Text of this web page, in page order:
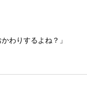
わりするよね？」